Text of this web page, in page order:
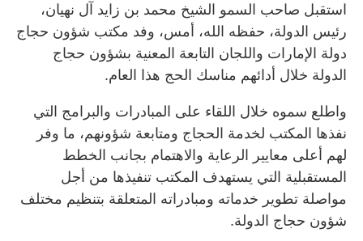
استقبل صاحب السمو الشيخ محمد بن زايد آل نهيان،
رئيس الدولة، حفظه الله، أمس، وفد مكتب شؤون حجاج
دولة الإمارات واللجان التابعة المعنية بشؤون حجاج
الدولة خلال أدائهم مناسك الحج هذا العام.
واطلع سموه خلال اللقاء على المبادرات والبرامج التي
نفذها المكتب لخدمة الحجاج ومتابعة شؤونهم، ما وفر
لهم أعلى معايير الرعاية والاهتمام بجانب الخطط
المستقبلية التي يستهدف المكتب تنفيذها من أجل
مواصلة تطوير خدماته ومبادراته المتعلقة بتنظيم مختلف
شؤون حجاج الدولة.